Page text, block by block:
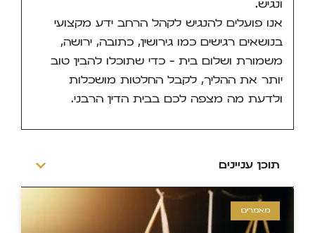
ונגיש.
אנו פועלים להנגיש לקהל הרחב ידע מקצועי
בנושאים רגישים כמו גירושין, כתובה, ירושה,
משמורת ושלום בית – כדי שתוכלו להבין טוב
יותר את ההליך, לקבל החלטות מושכלות
ולדעת מה מצפה לכם בבית הדין הרבני.
תוכן עניינים
מאמרים